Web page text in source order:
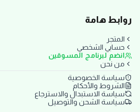
روابط هامة
المتجر
حسابي الشخصي
انضم لبرنامج المسوقين
من نحن
سياسة الخصوصية
الشروط والأحكام
سياسة الاستبدال والاسترجاع
سياسة الشحن والتوصيل